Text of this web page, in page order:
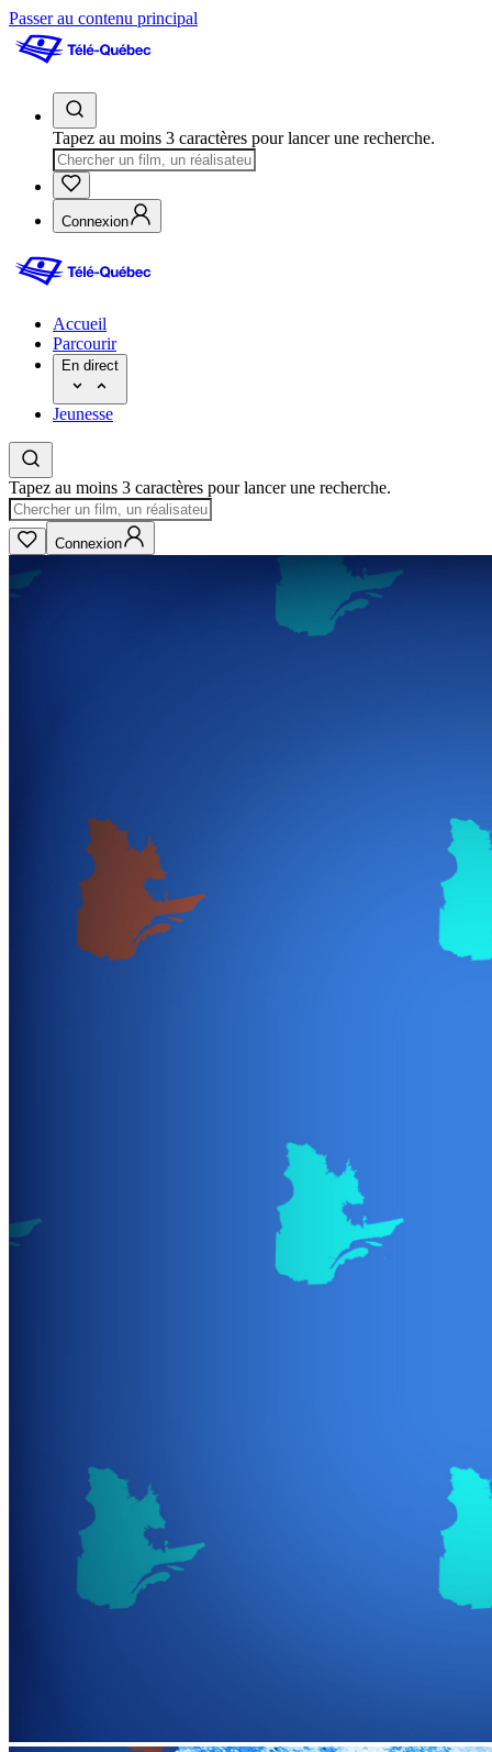
Passer au contenu principal
Tapez au moins 3 caractères pour lancer une recherche.
Connexion
Accueil
Parcourir
En direct
Jeunesse
Tapez au moins 3 caractères pour lancer une recherche.
Connexion